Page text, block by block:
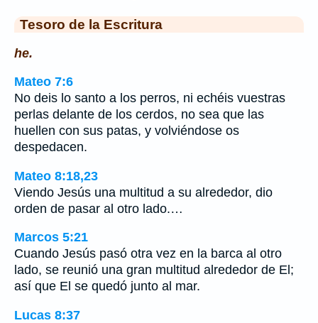
Tesoro de la Escritura
he.
Mateo 7:6
No deis lo santo a los perros, ni echéis vuestras
perlas delante de los cerdos, no sea que las
huellen con sus patas, y volviéndose os
despedacen.
Mateo 8:18,23
Viendo Jesús una multitud a su alrededor, dio
orden de pasar al otro lado.…
Marcos 5:21
Cuando Jesús pasó otra vez en la barca al otro
lado, se reunió una gran multitud alrededor de El;
así que El se quedó junto al mar.
Lucas 8:37